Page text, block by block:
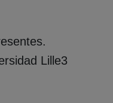
Lille3